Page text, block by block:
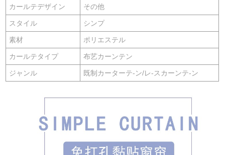
カールテデザイン その他
スタイル シンプ
素材 ポリエステル
カールテタイプ 布艺カーンテン
ジャンル 既制カーターテ-ン/レ-スカーンテ-ン